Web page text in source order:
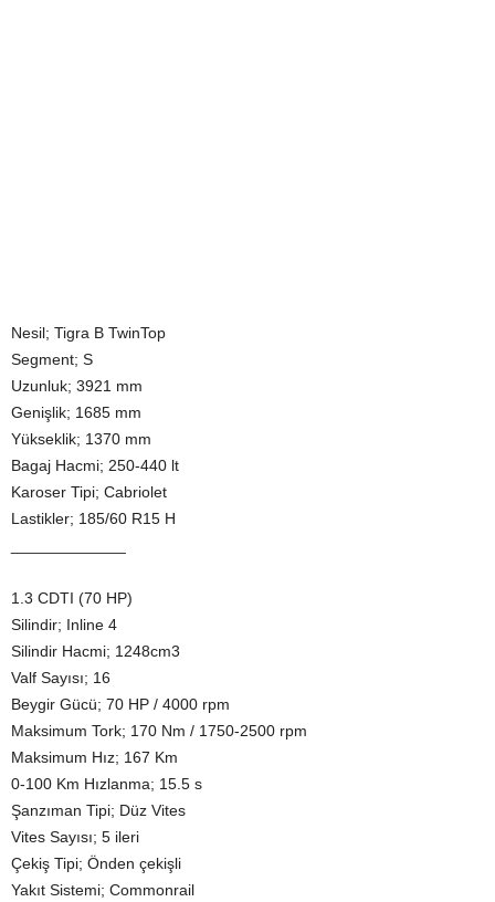
Nesil; Tigra B TwinTop
Segment; S
Uzunluk; 3921 mm
Genişlik; 1685 mm
Yükseklik; 1370 mm
Bagaj Hacmi; 250-440 lt
Karoser Tipi; Cabriolet
Lastikler; 185/60 R15 H
1.3 CDTI (70 HP)
Silindir; Inline 4
Silindir Hacmi; 1248cm3
Valf Sayısı; 16
Beygir Gücü; 70 HP / 4000 rpm
Maksimum Tork; 170 Nm / 1750-2500 rpm
Maksimum Hız; 167 Km
0-100 Km Hızlanma; 15.5 s
Şanzıman Tipi; Düz Vites
Vites Sayısı; 5 ileri
Çekiş Tipi; Önden çekişli
Yakıt Sistemi; Commonrail